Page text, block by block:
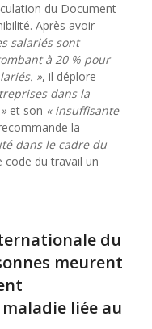
du Document
Après avoir
salariés sont
à 20 % pour
», il déplore
dans la
et son « insuffisante
la
dans le cadre du
code du travail un
du
meurent
liée au